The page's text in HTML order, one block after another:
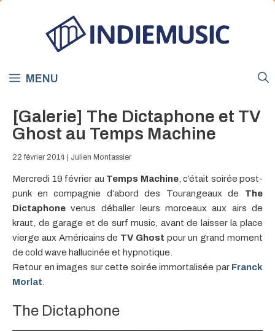
MENU
[Galerie] The Dictaphone et TV
Ghost au Temps Machine
22 février 2014 Julien Montassier
Mercredi 19 février au Temps Machine, c’était soirée post-
punk en compagnie d’abord des Tourangeaux de The
Dictaphone venus déballer leurs morceaux aux airs de
kraut, de garage et de surf music, avant de laisser la place
vierge aux Américains de TV Ghost pour un grand moment
de cold wave hallucinée et hypnotique.
Retour en images sur cette soirée immortalisée par Franck
Morlat
The Dictaphone